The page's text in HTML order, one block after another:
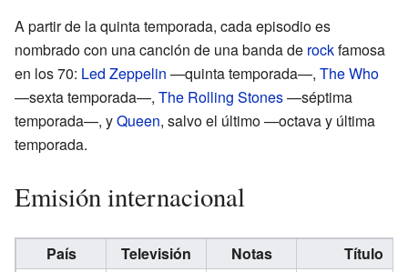
A partir de la quinta temporada, cada episodio es
nombrado con una canción de una banda de rockfamosa
en los 70: Led Zeppelin —quinta temporada—, The Who
—sexta temporada—, The Rolling Stones—séptima
temporada—, yQueen, salvo el último —octava y última
temporada.
Emisión internacional
País Televisión Notas Título